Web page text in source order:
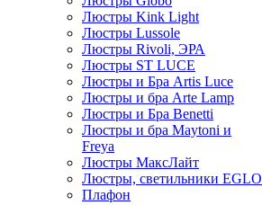
Люстры Kink Light
Люстры Lussole
Люстры Rivoli, ЭРА
Люстры ST LUCE
Люстры и Бра Artis Luce
Люстры и бра Arte Lamp
Люстры и Бра Benetti
Люстры и бра Maytoni и
Freya
Люстры МаксЛайт
Люстры, светильники EGLO
Плафон